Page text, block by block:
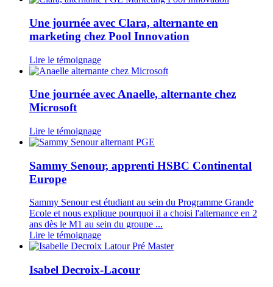
Une journée avec Clara, alternante en
marketing chez Pool Innovation
Lire le témoignage
Une journée avec Anaelle, alternante chez
Microsoft
Lire le témoignage
Sammy Senour, apprenti HSBC Continental
Europe
Sammy Senour est étudiant au sein du Programme Grande
Ecole et nous explique pourquoi il a choisi l'alternance en 2
ans dès le M1 au sein du groupe ...
Lire le témoignage
Isabel Decroix-Lacour